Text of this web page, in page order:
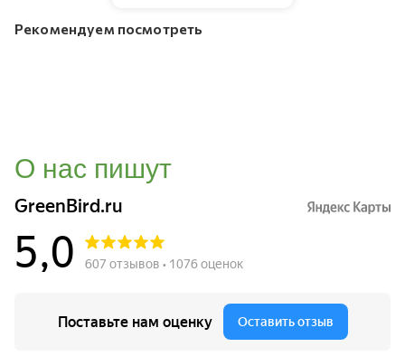
Рекомендуем посмотреть
О нас пишут